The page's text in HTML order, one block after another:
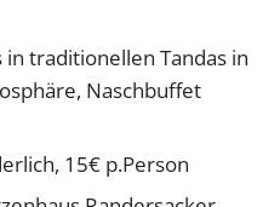
traditionellen Tandas in
Naschbuffet
15€ p.Person